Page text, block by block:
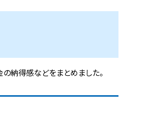
納得感などをまとめました。